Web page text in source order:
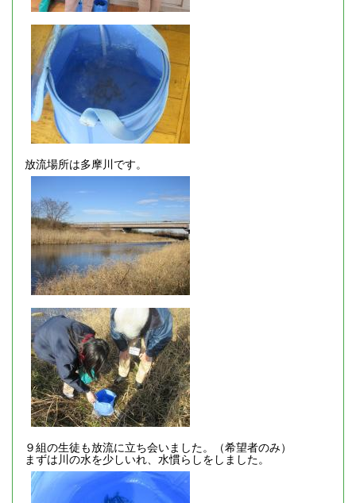
放流場所は多摩川です。
９組の生徒も放流に立ち会いました。（希望者のみ）
まずは川の水を少しいれ、水慣らしをしました。